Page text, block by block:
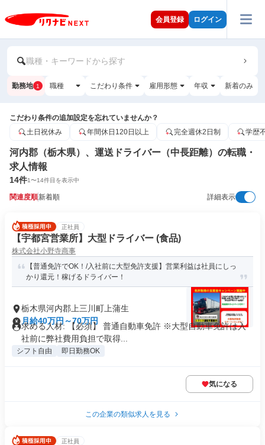
会員登録 ログイン
職種・キーワードから探す
勤務地 1 職種 こだわり条件 雇用形態 年収 新着のみ
こだわり条件の追加設定を忘れていませんか？
土日祝休み
年間休日120日以上 完全週休2日制 学歴
河内郡（栃木県）、運送ドライバー（中長距離）の転職・
求人情報
14件1〜14件目を表示中
関連度順新着順 詳細表示
正社員
【宇都宮営業所】大型ドライバー (食品)
株式会社小野寺商事
【普通免許でOK！/入社前に大型免許支援】営業利益は社員にしっ
かり還元！稼げるドライバー！
栃木県河内郡上三川町上蒲生
月給40万円～70万円
求める人材: 【必須】 普通自動車免許 ※大型自動車免許は入
社前に弊社費用負担で取得...
シフト自由 即日勤務OK
気になる
この企業の類似求人を見る
正社員